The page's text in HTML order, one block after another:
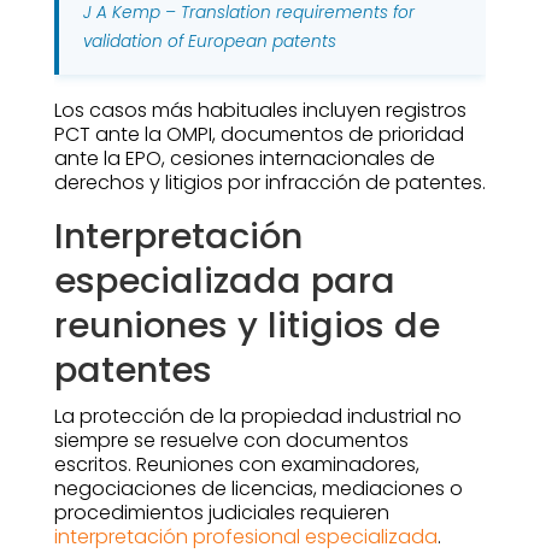
J A Kemp – Translation requirements for
validation of European patents
Los casos más habituales incluyen registros
PCT ante la OMPI, documentos de prioridad
ante la EPO, cesiones internacionales de
derechos y litigios por infracción de patentes.
Interpretación
especializada para
reuniones y litigios de
patentes
La protección de la propiedad industrial no
siempre se resuelve con documentos
escritos. Reuniones con examinadores,
negociaciones de licencias, mediaciones o
procedimientos judiciales requieren
interpretación profesional especializada.